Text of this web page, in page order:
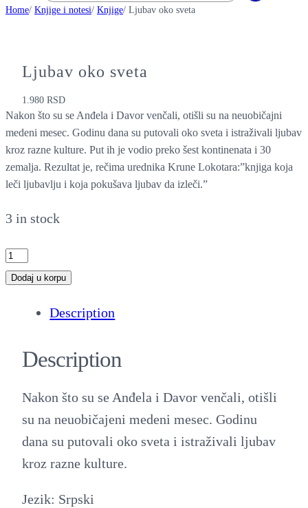
Home/ Knjige i notesi/ Knjige/ Ljubav oko sveta
Ljubav oko sveta
1.980RSD
Nakon što su se Anđela i Davor venčali, otišli su na neuobičajni
medeni mesec. Godinu dana su putovali oko sveta i istraživali ljubav
kroz razne kulture. Put ih je vodio preko šest kontinenata i 30
zemalja. Rezultat je, rečima urednika Krune Lokotara:”knjiga koja
leči ljubavlju i koja pokušava ljubav da izleči.”
3 in stock
L
j Dodaj u korpu
Description
Description
Nakon što su se Anđela i Davor venčali, otišli
su na neuobičajeni medeni mesec. Godinu
dana su putovali oko sveta i istraživali ljubav
kroz razne kulture.
Jezik: Srpski